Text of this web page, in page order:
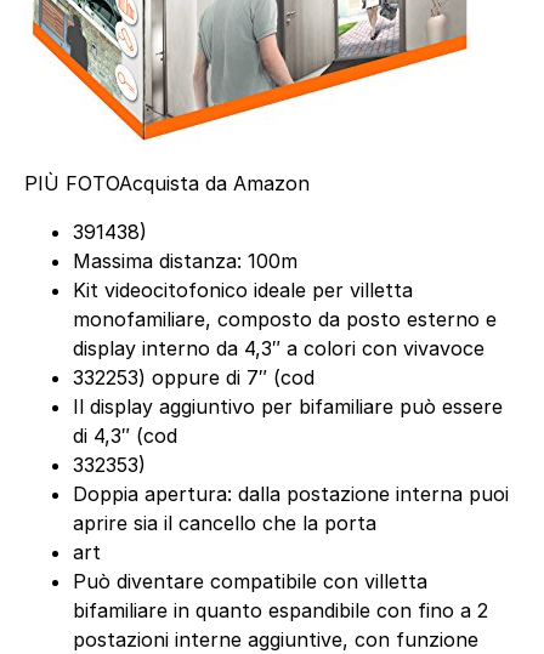
PIÙ FOTOAcquista da Amazon
391438)
Massima distanza: 100m
Kit videocitofonico ideale per villetta
monofamiliare, composto da posto esterno e
display interno da 4,3″ a colori con vivavoce
332253) oppure di 7″ (cod
Il display aggiuntivo per bifamiliare può essere
di 4,3″ (cod
332353)
Doppia apertura: dalla postazione interna puoi
aprire sia il cancello che la porta
art
Può diventare compatibile con villetta
bifamiliare in quanto espandibile con fino a 2
postazioni interne aggiuntive, con funzione